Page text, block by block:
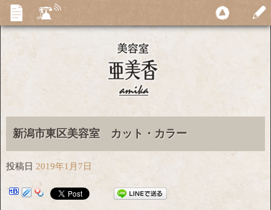
新潟市東区美容室 カット・カラー
投稿日 2019年1月7日